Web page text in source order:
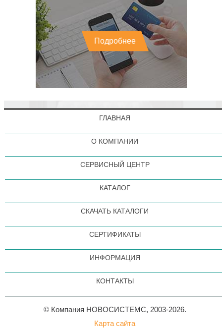
Подробнее
ГЛАВНАЯ
О КОМПАНИИ
СЕРВИСНЫЙ ЦЕНТР
КАТАЛОГ
СКАЧАТЬ КАТАЛОГИ
СЕРТИФИКАТЫ
ИНФОРМАЦИЯ
КОНТАКТЫ
© Компания НОВОСИСТЕМС, 2003-2026.
Карта сайта